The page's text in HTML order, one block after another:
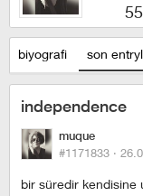
biyografi son
independence
muque
#1171833 ·
bir süredir kendisine